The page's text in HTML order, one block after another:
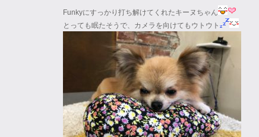
Funkyにすっかり打ち解けてくれたキーヌちゃん
とっても眠たそうで、カメラを向けてもウトウト